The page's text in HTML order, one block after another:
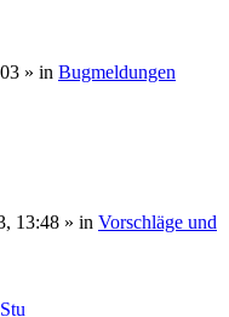
» in Bugmeldungen
13:48 » in Vorschläge und